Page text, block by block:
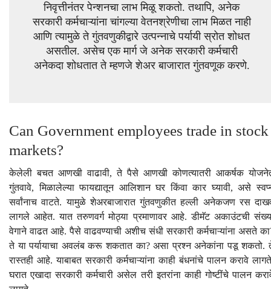
निवृत्तीनंतर पेन्शनचा लाभ मिळू शकतो. तथापि, अनेक
सरकारी कर्मचाऱ्यांना चांगल्या वेतनश्रेणीचा लाभ मिळत नाही
आणि त्यामुळे ते गुंतवणुकीद्वारे उत्पन्नाचे पर्यायी स्रोत शोधत
असतील. असेच एक मार्ग जे अनेक सरकारी कर्मचारी
अनेकदा शोधतात ते म्हणजे शेअर बाजारात गुंतवणूक करणे.
Can Government employees trade in stock
markets?
केलेली बचत आणखी वाढावी, ते पैसे आणखी कोणत्यातरी आकर्षक
गुंतवावे, मिळालेल्या फायद्यातून आलिशान घर किंवा कार घ्यावी, असे
सर्वांनाच वाटते. यामुळे शेअरबाजारात गुंतवणुकीत हल्ली अनेकजण रस
लागले आहेत. यात तरुणवर्ग मोठ्या प्रमाणावर आहे. डीमॅट अकाउंटची
वेगाने वाढत आहे. पैसे वाढवण्याची अशीच संधी सरकारी कर्मचाऱ्यांना असते
ते या पर्यायाचा अवलंब करू शकतात का? असा प्रश्न अनेकांना पडू शकतो.
रास्तही आहे. याबाबत सरकारी कर्मचाऱ्यांना काही बंधनांचे पालन करावे
घरात एखादा सरकारी कर्मचारी असेल तरी इतरांना काही गोष्टींचे पालन